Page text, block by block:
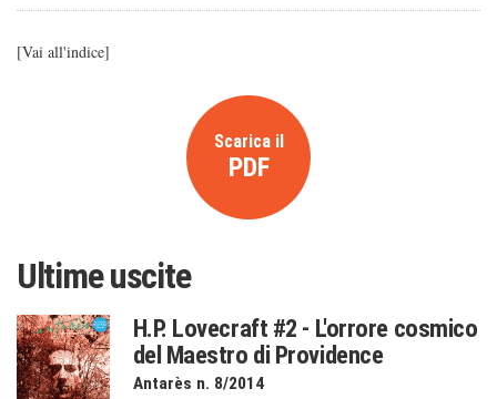
[Vai all'indice]
Scarica il
PDF
Ultime uscite
H.P. Lovecraft #2 - L'orrore cosmico
del Maestro di Providence
Antarès n. 8/2014